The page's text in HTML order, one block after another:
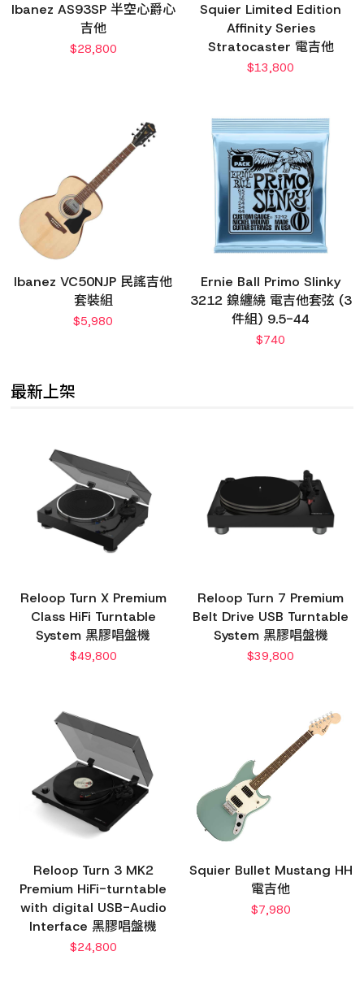
Ibanez AS93SP 半空心爵心
吉他
$28,800
Squier Limited Edition
Affinity Series
Stratocaster 電吉他
$13,800
Ibanez VC50NJP 民謠吉他
套裝組
$5,980
Ernie Ball Primo Slinky
3212 鎳纏繞 電吉他套弦 (3
件組) 9.5-44
$740
最新上架
Reloop Turn X Premium
Class HiFi Turntable
System 黑膠唱盤機
$49,800
Reloop Turn 7 Premium
Belt Drive USB Turntable
System 黑膠唱盤機
$39,800
Reloop Turn 3 MK2
Premium HiFi-turntable
with digital USB-Audio
Interface 黑膠唱盤機
$24,800
Squier Bullet Mustang HH
電吉他
$7,980